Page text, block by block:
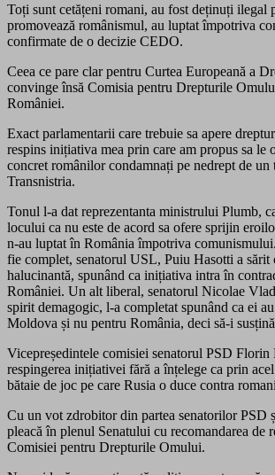
Toți sunt cetățeni romani, au fost deținuți ilegal
promovează românismul, au luptat împotriva
confirmate de o decizie CEDO.
Ceea ce pare clar pentru Curtea Europeană a
convinge însă Comisia pentru Drepturile
României.
Exact parlamentarii care trebuie sa apere
respins inițiativa mea prin care am propus sa le
concret românilor condamnați pe nedrept de
Transnistria.
Tonul l-a dat reprezentanta ministrului Plumb,
locului ca nu este de acord sa ofere sprijin
n-au luptat în România împotriva
fie complet, senatorul USL, Puiu Hasotti a sărit
halucinantă, spunând ca inițiativa intra în
României. Un alt liberal, senatorul Nicolae
spirit demagogic, l-a completat spunând ca ei
Moldova și nu pentru România, deci să-i
Vicepreședintele comisiei senatorul PSD Florin
respingerea inițiativei fără a înțelege ca prin
bătaie de joc pe care Rusia o duce contra
Cu un vot zdrobitor din partea senatorilor PSD
pleacă în plenul Senatului cu recomandarea de
Comisiei pentru Drepturile Omului.